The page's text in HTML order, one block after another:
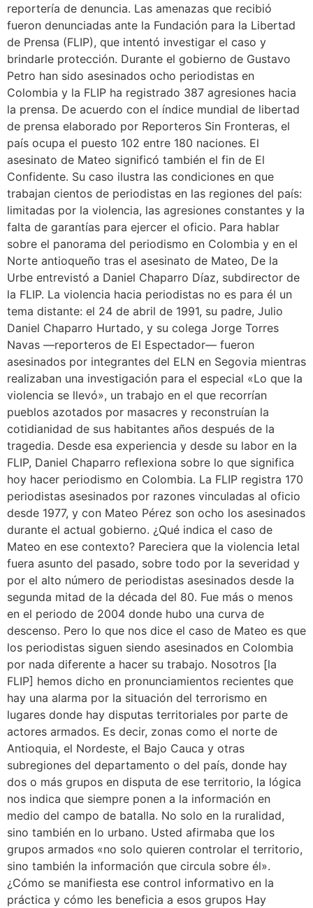
reportería de denuncia. Las amenazas que recibió
fueron denunciadas ante la Fundación para la Libertad
de Prensa (FLIP), que intentó investigar el caso y
brindarle protección. Durante el gobierno de Gustavo
Petro han sido asesinados ocho periodistas en
Colombia y la FLIP ha registrado 387 agresiones hacia
la prensa. De acuerdo con el índice mundial de libertad
de prensa elaborado por Reporteros Sin Fronteras, el
país ocupa el puesto 102 entre 180 naciones. El
asesinato de Mateo significó también el fin de El
Confidente. Su caso ilustra las condiciones en que
trabajan cientos de periodistas en las regiones del país:
limitadas por la violencia, las agresiones constantes y la
falta de garantías para ejercer el oficio. Para hablar
sobre el panorama del periodismo en Colombia y en el
Norte antioqueño tras el asesinato de Mateo, De la
Urbe entrevistó a Daniel Chaparro Díaz, subdirector de
la FLIP. La violencia hacia periodistas no es para él un
tema distante: el 24 de abril de 1991, su padre, Julio
Daniel Chaparro Hurtado, y su colega Jorge Torres
Navas —reporteros de El Espectador— fueron
asesinados por integrantes del ELN en Segovia mientras
realizaban una investigación para el especial «Lo que la
violencia se llevó», un trabajo en el que recorrían
pueblos azotados por masacres y reconstruían la
cotidianidad de sus habitantes años después de la
tragedia. Desde esa experiencia y desde su labor en la
FLIP, Daniel Chaparro reflexiona sobre lo que significa
hoy hacer periodismo en Colombia. La FLIP registra 170
periodistas asesinados por razones vinculadas al oficio
desde 1977, y con Mateo Pérez son ocho los asesinados
durante el actual gobierno. ¿Qué indica el caso de
Mateo en ese contexto? Pareciera que la violencia letal
fuera asunto del pasado, sobre todo por la severidad y
por el alto número de periodistas asesinados desde la
segunda mitad de la década del 80. Fue más o menos
en el periodo de 2004 donde hubo una curva de
descenso. Pero lo que nos dice el caso de Mateo es que
los periodistas siguen siendo asesinados en Colombia
por nada diferente a hacer su trabajo. Nosotros [la
FLIP] hemos dicho en pronunciamientos recientes que
hay una alarma por la situación del terrorismo en
lugares donde hay disputas territoriales por parte de
actores armados. Es decir, zonas como el norte de
Antioquia, el Nordeste, el Bajo Cauca y otras
subregiones del departamento o del país, donde hay
dos o más grupos en disputa de ese territorio, la lógica
nos indica que siempre ponen a la información en
medio del campo de batalla. No solo en la ruralidad,
sino también en lo urbano. Usted afirmaba que los
grupos armados «no solo quieren controlar el territorio,
sino también la información que circula sobre él».
¿Cómo se manifiesta ese control informativo en la
práctica y cómo les beneficia a esos grupos Hay